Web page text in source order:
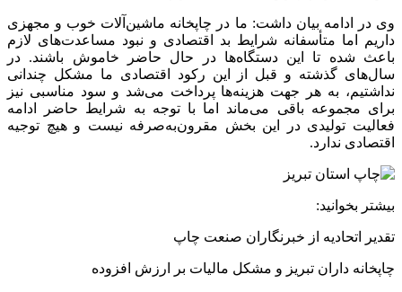
وی در ادامه بیان داشت: ما در چاپخانه ماشین‌آلات خوب و مجهزی
داریم اما متأسفانه شرایط بد اقتصادی و نبود مساعدت‌های لازم
باعث شده تا این دستگاه‌ها در حال حاضر خاموش باشند. در
سال‌های گذشته و قبل از این رکود اقتصادی ما مشکل چندانی
نداشتیم، به هر جهت هزینه‌ها پرداخت می‌شد و سود مناسبی نیز
برای مجموعه باقی می‌ماند اما با توجه به شرایط حاضر ادامه
فعالیت تولیدی در این بخش مقرون‌به‌صرفه نیست و هیچ توجیه
اقتصادی ندارد.
بیشتر بخوانید:
تقدیر اتحادیه از خبرنگاران صنعت چاپ
چاپخانه داران تبریز و مشکل مالیات بر ارزش افزوده